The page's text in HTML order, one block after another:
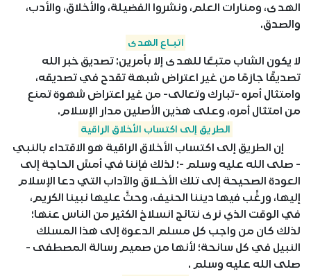
الهدى، ومنارات العلم، ونشروا الفضيلة، والأخلاق، والأدب،
والصدق.
اتبـاع الهدى
لا يكون الشاب متبعًا للهدى إلا بأمرين: تصديق خبر الله
تصديقًا جازمًا من غير اعتراض شبهة تقدح في تصديقه،
وامتثال أمره -تبارك وتعالى- من غير اعتراض شهوة تمنع
من امتثال أمره، وعلى هذين الأصلين مدار الإسلام.
الطريق إلى اكتساب الأخلاق الراقية
إن الطريق إلى اكتساب الأخلاق الراقية هو الاقتداء بالنبي
- صلى الله عليه وسلم -؛ لذلك فإننا في أمسِّ الحاجة إلى
العودة الصحيحة إلى تلك الأخـلاق والآداب التي دعا الإسلام
إليها، ورغَّب فيها ديننا الحنيف، وحثَّ عليها نبينا الكريم،
في الوقت الذي نرى نتائج انسلاخ الكثير من الناس عنها؛
لذلك كان من واجب كل مسلم الدعوة إلى هذا المسلك
النبيل في كل سانحة؛ لأنها من صميم رسالة المصطفى -
صلى الله عليه وسلم .